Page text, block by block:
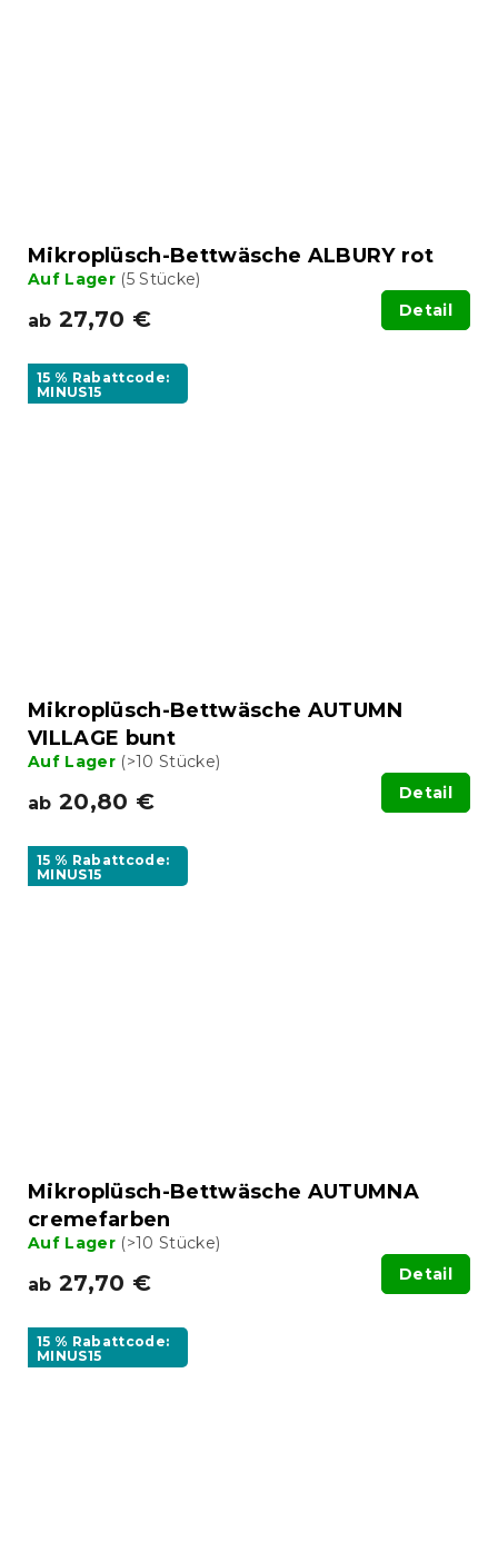
Mikroplüsch-Bettwäsche ALBURY rot
Auf Lager (5 Stücke)
ab 27,70 € Detail
15 % Rabattcode:
MINUS15
Mikroplüsch-Bettwäsche AUTUMN
VILLAGE bunt
Auf Lager (>10 Stücke)
ab 20,80 € Detail
15 % Rabattcode:
MINUS15
Mikroplüsch-Bettwäsche AUTUMNA
cremefarben
Auf Lager (>10 Stücke)
ab 27,70 € Detail
15 % Rabattcode:
MINUS15